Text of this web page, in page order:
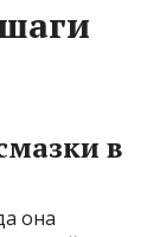
в
она